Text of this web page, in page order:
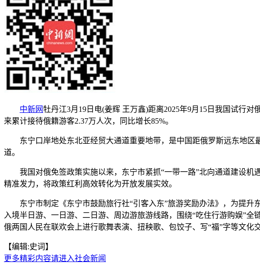
中新网牡丹江3月19日电(姜辉 王万鑫)距离2025年9月15日我国试行
来累计接待俄籍游客2.37万人次，同比增长85%。
东宁口岸地处东北亚经贸大通道重要地带，是中国距俄罗斯远东地区
道。
我国对俄免签政策实施以来，东宁市紧抓“一带一路”北向通道建设机
精准发力，将政策红利高效转化为开放发展实效。
东宁市制定《东宁市鼓励旅行社“引客入东”旅游奖励办法》，为提升
入境半日游、一日游、二日游、周边游旅游线路，围绕“吃住行游购娱”
俄两国人民在联欢会上进行歌舞表演、扭秧歌、包饺子、写“福”字等文
【编辑:史词】
更多精彩内容请进入社会新闻